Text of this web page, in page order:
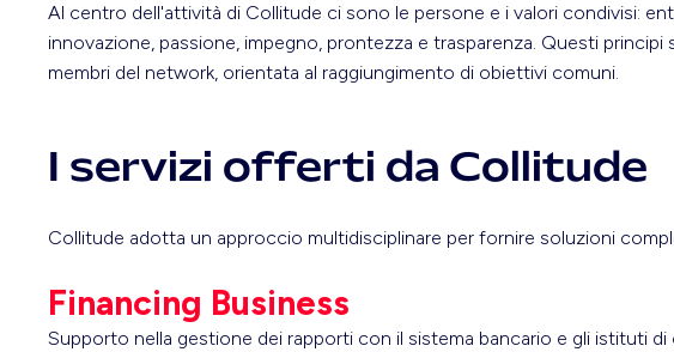
Al centro dell'attività di Collitude ci sono le persone e i valori condivisi:
innovazione, passione, impegno, prontezza e trasparenza. Questi
membri del network, orientata al raggiungimento di obiettivi comuni.
I servizi offerti da Collitude
Collitude adotta un approccio multidisciplinare per fornire soluzioni
Financing Business
Supporto nella gestione dei rapporti con il sistema bancario e gli istituti